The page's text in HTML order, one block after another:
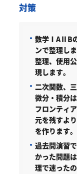
対策
数学ⅠAⅡB
ンで整理し
整理、使用
現します。
二次関数、
微分・積分
フロンティ
元を残すよ
を作ります。
過去問演習
かった問題
理で迷った